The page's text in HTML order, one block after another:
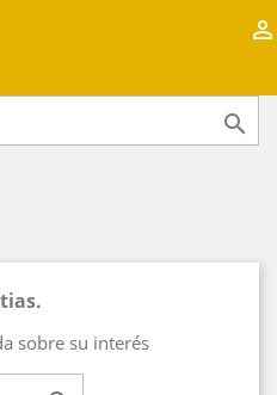


sobre su interés